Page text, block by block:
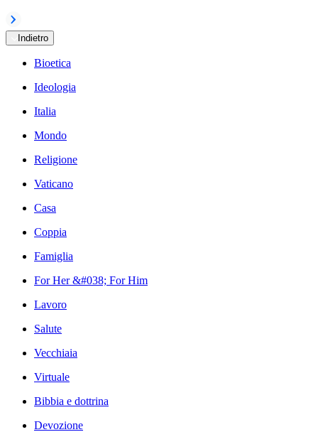
Indietro
Bioetica
Ideologia
Italia
Mondo
Religione
Vaticano
Casa
Coppia
Famiglia
For Her &#038; For Him
Lavoro
Salute
Vecchiaia
Virtuale
Bibbia e dottrina
Devozione